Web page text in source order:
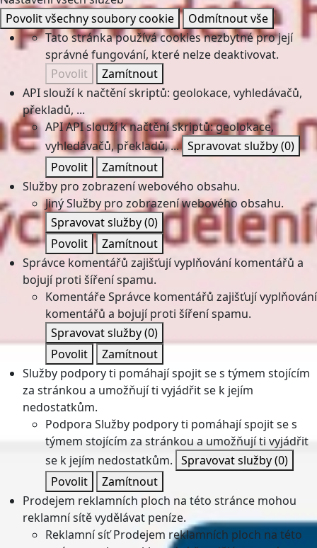
Povolit všechny soubory cookie
Odmítnout vše
Tato stránka používá cookies nezbytné pro její
správné fungování, které nelze deaktivovat.
Povolit
Zamítnout
API slouží k načtění skriptů: geolokace, vyhledávačů,
překladů, ...
APIAPI slouží k načtění skriptů: geolokace,
vyhledávačů, překladů, ... Spravovat služby(0)
Povolit
Zamítnout
Služby pro zobrazení webového obsahu.
JinýSlužby pro zobrazení webového obsahu.
Spravovat služby(0)
Povolit
Zamítnout
Správce komentářů zajišťují vyplňování komentářů a
bojují proti šíření spamu.
KomentářeSprávce komentářů zajišťují vyplňování
komentářů a bojují proti šíření spamu.
Spravovat služby(0)
Povolit
Zamítnout
Služby podpory ti pomáhají spojit se s týmem stojícím
za stránkou a umožňují ti vyjádřit se k jejím
nedostatkům.
Podpora Služby podpory ti pomáhají spojit se s
týmem stojícím za stránkou a umožňují ti vyjádřit
se k jejím nedostatkům. Spravovat služby(0)
Povolit
Zamítnout
Prodejem reklamních ploch na této stránce mohou
reklamní sítě vydělávat peníze.
Reklamní síť Prodejem reklamních ploch na této